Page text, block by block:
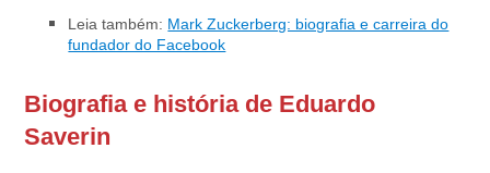
Leia também: Mark Zuckerberg: biografia e carreira do
fundador do Facebook
Biografia e história de Eduardo
Saverin